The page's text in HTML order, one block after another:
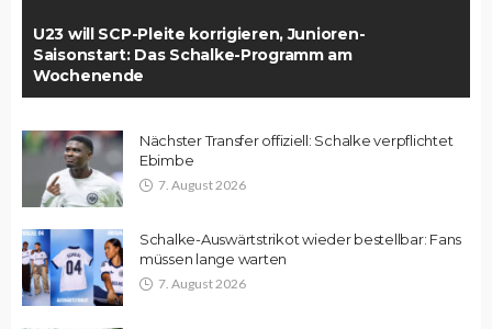
U23 will SCP-Pleite korrigieren, Junioren-
Saisonstart: Das Schalke-Programm am
Wochenende
Nächster Transfer offiziell: Schalke verpflichtet
Ebimbe
7. August 2026
Schalke-Auswärtstrikot wieder bestellbar: Fans
müssen lange warten
7. August 2026